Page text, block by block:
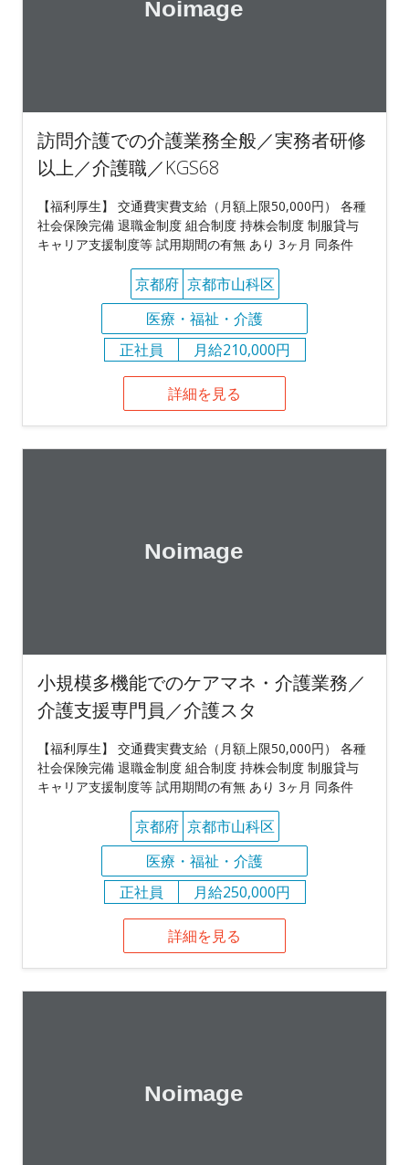
訪問介護での介護業務全般／実務者研修
以上／介護職／KGS68
【福利厚生】 交通費実費支給（月額上限50,000円） 各種
社会保険完備 退職金制度 組合制度 持株会制度 制服貸与
キャリア支援制度等 試用期間の有無 あり 3ヶ月 同条件
京都府 京都市山科区
医療・福祉・介護
正社員
月給210,000円
詳細を見る
小規模多機能でのケアマネ・介護業務／
介護支援専門員／介護スタ
【福利厚生】 交通費実費支給（月額上限50,000円） 各種
社会保険完備 退職金制度 組合制度 持株会制度 制服貸与
キャリア支援制度等 試用期間の有無 あり 3ヶ月 同条件
京都府 京都市山科区
医療・福祉・介護
正社員
月給250,000円
詳細を見る